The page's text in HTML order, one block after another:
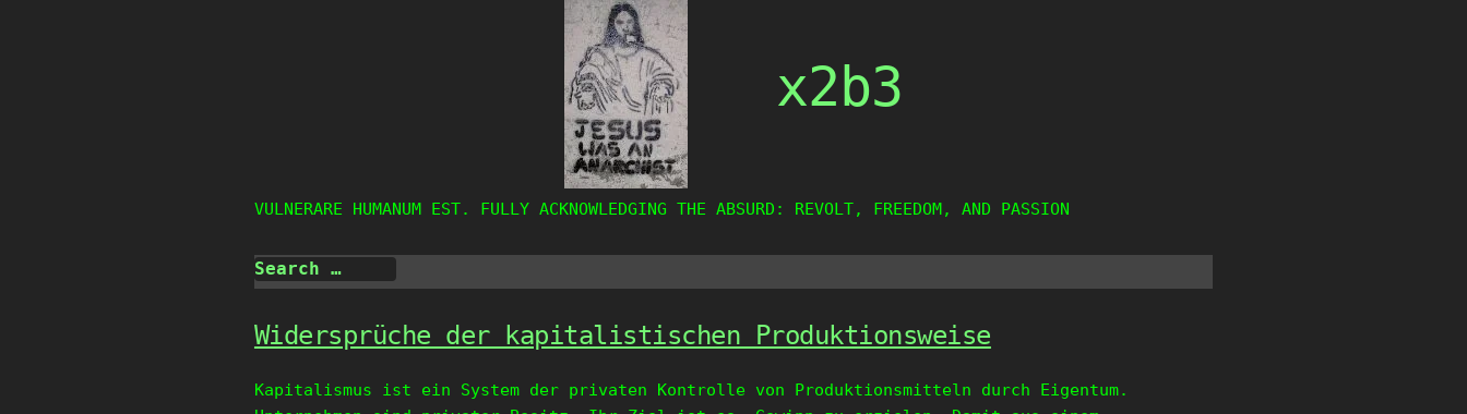
x2b3
VULNERARE HUMANUM EST. FULLY ACKNOWLEDGING THE ABSURD: REVOLT, FREEDOM, AND PASSION
Widersprüche der kapitalistischen Produktionsweise
Kapitalismus ist ein System der privaten Kontrolle von Produktionsmitteln durch Eigentum.